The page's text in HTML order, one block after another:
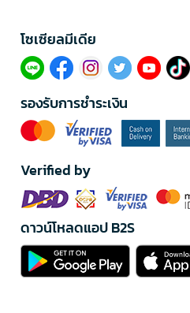
โซเซียลมีเดีย​
รองรับการชำระเงิน
Verified by
ดาวน์โหลดแอป B2S